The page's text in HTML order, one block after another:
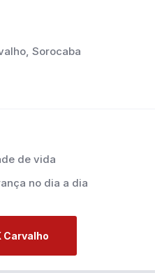
Sorocaba
de vida
no dia a dia
Carvalho